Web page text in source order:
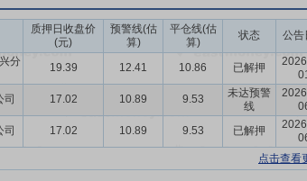
质押日收盘价
(元)
预警线(估
算)
平仓线(估
算)
状态 公告
分
19.39 12.41 10.86 已解押
司 17.02 10.89 9.53
未达预警
线
司 17.02 10.89 9.53 已解押
点击查看